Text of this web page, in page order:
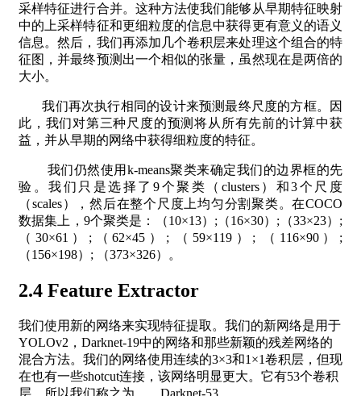
采样特征进行合并。这种方法使我们能够从早期特征映射
中的上采样特征和更细粒度的信息中获得更有意义的语义
信息。然后，我们再添加几个卷积层来处理这个组合的特
征图，并最终预测出一个相似的张量，虽然现在是两倍的
大小。
我们再次执行相同的设计来预测最终尺度的方框。因
此，我们对第三种尺度的预测将从所有先前的计算中获
益，并从早期的网络中获得细粒度的特征。
我们仍然使用k-means聚类来确定我们的边界框的先
验。我们只是选择了9个聚类（clusters）和3个尺度
（scales），然后在整个尺度上均匀分割聚类。在COCO
数据集上，9个聚类是：（10×13）;（16×30）;（33×23）;
（30×61）;（62×45）; （59×119）; （116×90）;
（156×198）; （373×326）。
2.4 Feature Extractor
我们使用新的网络来实现特征提取。我们的新网络是用于
YOLOv2，Darknet-19中的网络和那些新颖的残差网络的
混合方法。我们的网络使用连续的3×3和1×1卷积层，但现
在也有一些shotcut连接，该网络明显更大。它有53个卷积
层，所以我们称之为....... Darknet-53